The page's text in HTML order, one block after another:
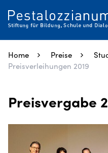
Home Preise
Preisverleihungen 2019
Preisvergabe